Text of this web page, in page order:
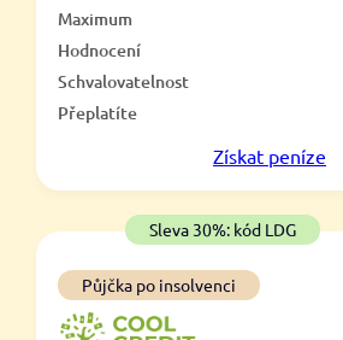
ano
ne
Maximum
Hodnocení
Schvalovatelnost
Přeplatíte
Získat peníze
Sleva 30%: kód LDG
Půjčka po insolvenci